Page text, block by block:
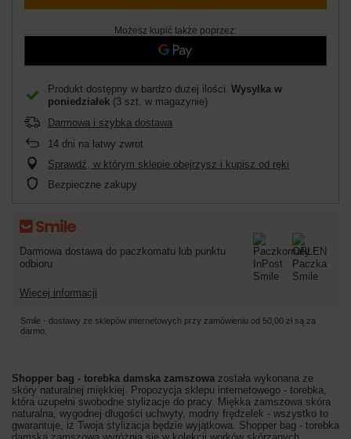
Możesz kupić także poprzez:
Produkt dostępny w bardzo dużej ilości Wysyłka w
poniedziałek (3 szt. w magazynie)
Darmowa i szybka dostawa
14 dni na łatwy zwrot
Sprawdź, w którym sklepie obejrzysz i kupisz od ręki
Bezpieczne zakupy
Darmowa dostawa do paczkomatu lub punktu
odbioru
Więcej informacji
Smile - dostawy ze sklepów internetowych przy zamówieniu od 50,00 zł są za
darmo.
Shopper bag - torebka damska zamszowa została wykonana ze
skóry naturalnej miękkiej. Propozycja sklepu internetowego - torebka,
która uzupełni swobodne stylizacje do pracy. Miękka zamszowa skóra
naturalna, wygodnej długości uchwyty, modny frędzelek - wszystko to
gwarantuje, iż Twoja stylizacja będzie wyjątkowa. Shopper bag - torebka